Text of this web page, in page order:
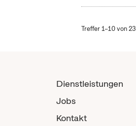
Treffer 1–10 von 23
Dienstleistungen
Jobs
Kontakt